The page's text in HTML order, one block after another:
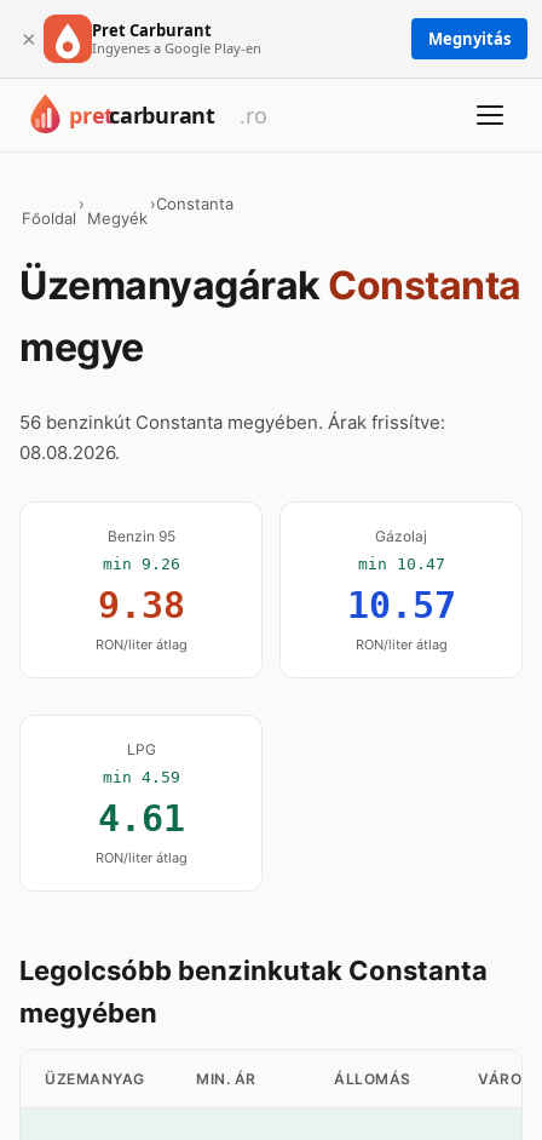
× Pret Carburant
Ingyenes a Google Play-en Megnyitás
Főoldal
›
Megyék
›Constanta
ÜzemanyagárakConstanta
megye
56 benzinkút Constanta megyében. Árak frissítve:
08.08.2026.
Benzin 95
min 9.26
9.38
RON/liter átlag
Gázolaj
min 10.47
10.57
RON/liter átlag
LPG
min 4.59
4.61
RON/liter átlag
Legolcsóbb benzinkutak Constanta
megyében
ÜZEMANYAG MIN. ÁR ÁLLOMÁS VÁROS